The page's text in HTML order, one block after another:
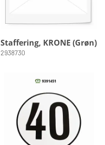
Staffering, KRONE (Grøn)
2938730